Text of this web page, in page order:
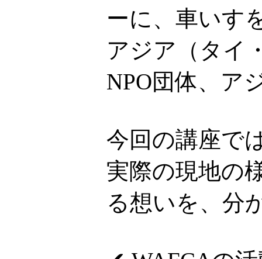
ーに、車いす
アジア（タイ
NPO団体、ア
今回の講座で
実際の現地の
る想いを、分